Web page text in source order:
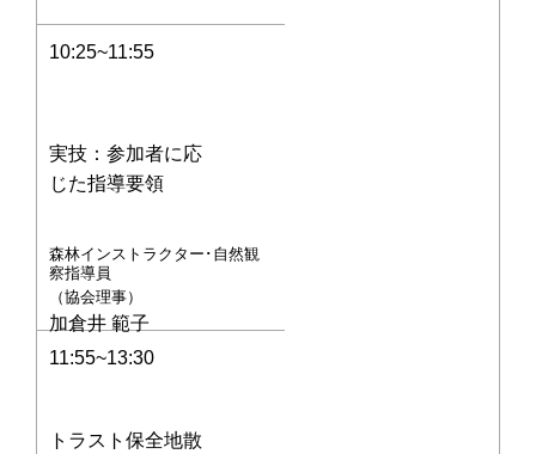
10:25~11:55
実技：参加者に応
じた指導要領
森林インストラクター･自然観
察指導員
（協会理事）
加倉井 範子
11:55~13:30
トラスト保全地散